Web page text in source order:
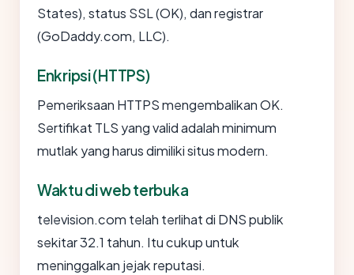
States), status SSL (OK), dan registrar
(GoDaddy.com, LLC).
Enkripsi (HTTPS)
Pemeriksaan HTTPS mengembalikan OK.
Sertifikat TLS yang valid adalah minimum
mutlak yang harus dimiliki situs modern.
Waktu di web terbuka
television.com telah terlihat di DNS publik
sekitar 32.1 tahun. Itu cukup untuk
meninggalkan jejak reputasi.